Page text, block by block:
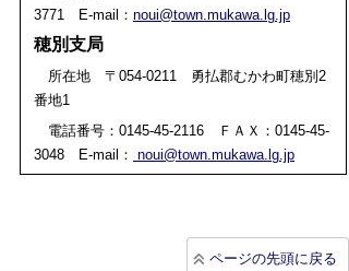
3771
E-mail： noui@town.mukawa.lg.jp
穂別支局
所在地 〒054-0211 勇払郡むかわ町穂別2
番地1
電話番号：0145-45-2116
ＦＡＸ：0145-45-
3048
E-mail： noui@town.mukawa.lg.jp
ページの先頭に戻る